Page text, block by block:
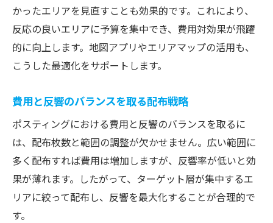
かったエリアを見直すことも効果的です。これにより、
反応の良いエリアに予算を集中でき、費用対効果が飛躍
的に向上します。地図アプリやエリアマップの活用も、
こうした最適化をサポートします。
費用と反響のバランスを取る配布戦略
ポスティングにおける費用と反響のバランスを取るに
は、配布枚数と範囲の調整が欠かせません。広い範囲に
多く配布すれば費用は増加しますが、反響率が低いと効
果が薄れます。したがって、ターゲット層が集中するエ
リアに絞って配布し、反響を最大化することが合理的で
す。